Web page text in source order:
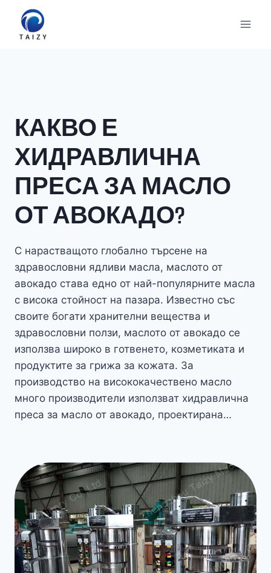
съдържанието
КАКВО Е
ХИДРАВЛИЧНА
ПРЕСА ЗА МАСЛО
ОТ АВОКАДО?
С нарастващото глобално търсене на
здравословни ядливи масла, маслото от
авокадо става едно от най-популярните масла
с висока стойност на пазара. Известно със
своите богати хранителни вещества и
здравословни ползи, маслото от авокадо се
използва широко в готвенето, козметиката и
продуктите за грижа за кожата. За
производство на висококачествено масло
много производители използват хидравлична
преса за масло от авокадо, проектирана…